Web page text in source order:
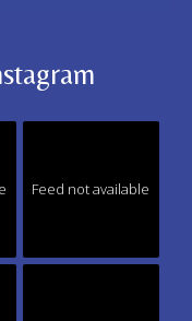
Feed not available